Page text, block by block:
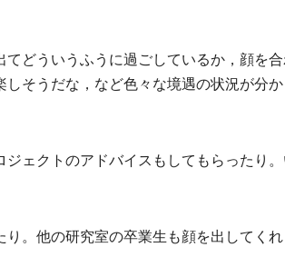
どういうふうに過ごしているか，顔を
そうだな，など色々な境遇の状況が分か
ェクトのアドバイスもしてもらったり
。他の研究室の卒業生も顔を出してくれ